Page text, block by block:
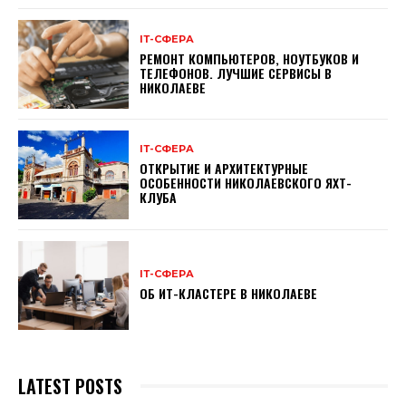
ІТ-СФЕРА
РЕМОНТ КОМПЬЮТЕРОВ, НОУТБУКОВ И
ТЕЛЕФОНОВ. ЛУЧШИЕ СЕРВИСЫ В
НИКОЛАЕВЕ
ІТ-СФЕРА
ОТКРЫТИЕ И АРХИТЕКТУРНЫЕ
ОСОБЕННОСТИ НИКОЛАЕВСКОГО ЯХТ-
КЛУБА
ІТ-СФЕРА
ОБ ИТ-КЛАСТЕРЕ В НИКОЛАЕВЕ
LATEST POSTS